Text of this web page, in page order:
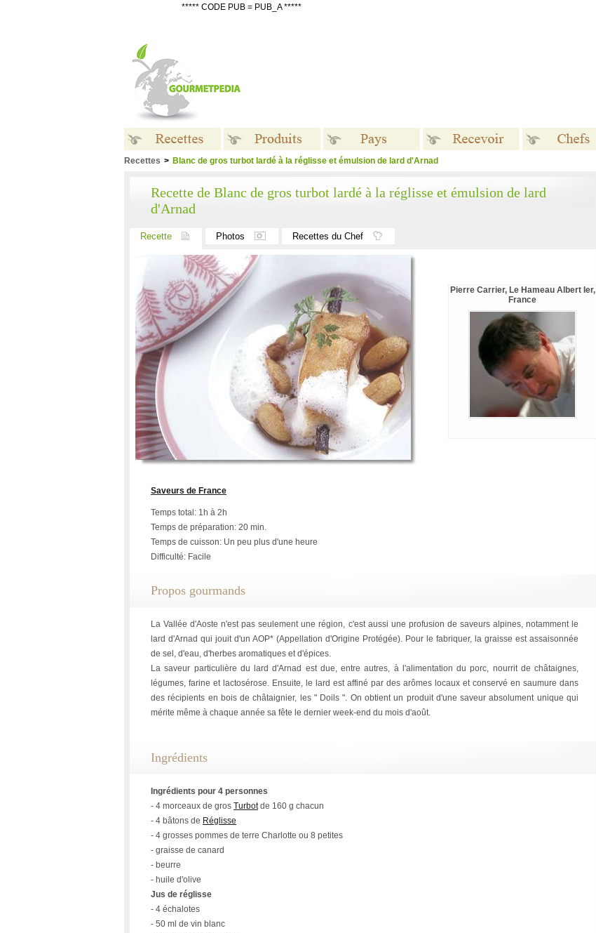
***** CODE PUB = PUB_A *****
Recettes > Blanc de gros turbot lardé à la réglisse et émulsion de lard d'Arnad
Recette de Blanc de gros turbot lardé à la réglisse et émulsion de lard
d'Arnad
Recette Photos Recettes du Chef
Pierre Carrier, Le Hameau Albert Ier,
France
Saveurs de France
Temps total: 1h à 2h
Temps de préparation: 20 min.
Temps de cuisson: Un peu plus d'une heure
Difficulté: Facile
Propos gourmands
La Vallée d'Aoste n'est pas seulement une région, c'est aussi une profusion de saveurs alpines, notamment le
lard d'Arnad qui jouit d'un AOP* (Appellation d'Origine Protégée). Pour le fabriquer, la graisse est assaisonnée
de sel, d'eau, d'herbes aromatiques et d'épices.
La saveur particulière du lard d'Arnad est due, entre autres, à l'alimentation du porc, nourrit de châtaignes,
légumes, farine et lactosérose. Ensuite, le lard est affiné par des arômes locaux et conservé en saumure dans
des récipients en bois de châtaignier, les " Doils ". On obtient un produit d'une saveur absolument unique qui
mérite même à chaque année sa fête le dernier week-end du mois d'août.
Ingrédients
Ingrédients pour 4 personnes
- 4 morceaux de gros Turbotde 160 g chacun
- 4 bâtons de Réglisse
- 4 grosses pommes de terre Charlotte ou 8 petites
- graisse de canard
- beurre
- huile d'olive
Jus de réglisse
- 4 échalotes
- 50 ml de vin blanc
Recettes Produits Pays Recevoir